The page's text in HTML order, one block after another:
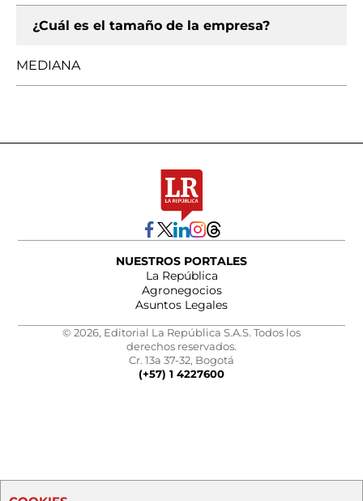
¿Cuál es el tamaño de la empresa?
MEDIANA
NUESTROS PORTALES
La República
Agronegocios
Asuntos Legales
© 2026, Editorial La República S.A.S. Todos los
derechos reservados.
Cr. 13a 37-32, Bogotá
(+57) 1 4227600